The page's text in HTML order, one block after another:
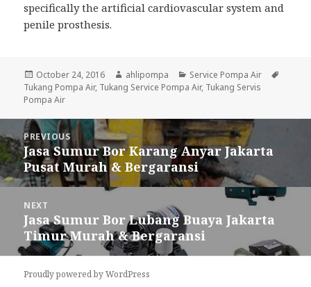
specifically the artificial cardiovascular system and
penile prosthesis.
Posted
on
October 24, 2016 Author
ahlipompa Categories
Service Pompa Air
Tukang Pompa Air, Tukang Service Pompa Air, Tukang Servis
Pompa Air
Post
navigation
PREVIOUS
Previous
post:
Jasa Sumur Bor Karang Anyar Jakarta
Pusat Murah & Bergaransi
NEXT
Next
post:
Jasa Sumur Bor Lubang Buaya Jakarta
Timur Murah & Bergaransi
Proudly powered by WordPress